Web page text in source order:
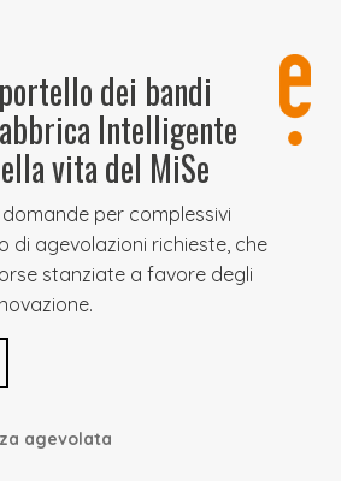
dei bandi
Intelligente
vita del MiSe
domande per complessivi
di agevolazioni richieste, che
stanziate a favore degli
agevolata